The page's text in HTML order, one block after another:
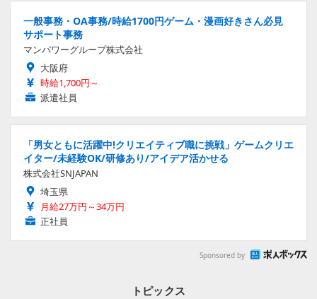
一般事務・OA事務/時給1700円ゲーム・漫画好きさん必見
サポート事務
マンパワーグループ株式会社
大阪府
時給1,700円～
派遣社員
「男女ともに活躍中!クリエイティブ職に挑戦」ゲームクリエ
イター/未経験OK/研修あり/アイデア活かせる
株式会社SNJAPAN
埼玉県
月給27万円～34万円
正社員
Sponsored by
トピックス